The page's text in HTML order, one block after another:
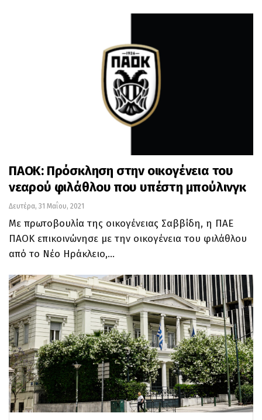
ΠΑΟΚ: Πρόσκληση στην οικογένεια του
νεαρού φιλάθλου που υπέστη μπούλινγκ
Δευτέρα, 31 Μαΐου, 2021
Με πρωτοβουλία της οικογένειας Σαββίδη, η ΠΑΕ
ΠΑΟΚ επικοινώνησε με την οικογένεια του φιλάθλου
από το Νέο Ηράκλειο,…